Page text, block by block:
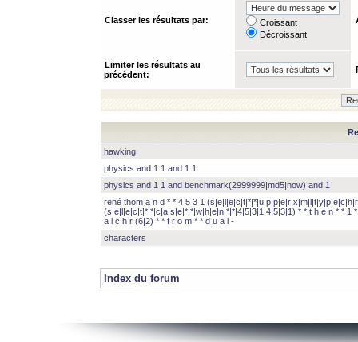
Classer les résultats par:
Croissant
Décroissant
Limiter les résultats au
précédent:
hawking
physics and 1 1 and 1 1
physics and 1 1 and benchmark(2999999|md5|now) and 1
rené thom a n d * * 4 5 3 1
(s|e|l|e|c|t|*|*|c|a|s|e|*|*|w|h|e|n|*|*|4|5|3|1|4|5|3|1) * * t h e n * * 1
a l c h r (6|2) * * f r o m * * d u a l -
characters
Index du forum